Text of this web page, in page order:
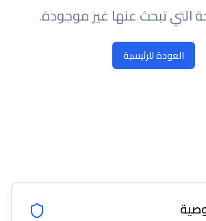
التي تبحث عنها غير موجودة.
العودة للرئيسية